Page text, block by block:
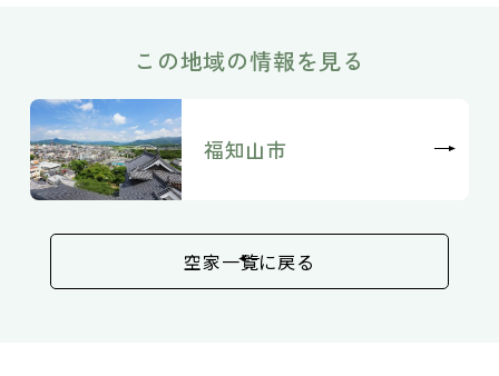
この地域の情報を見る
福知山市
空家一覧に戻る